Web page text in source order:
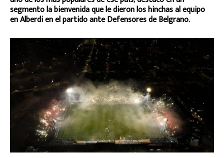
segmento la bienvenida que le dieron los hinchas al equipo
en Alberdi en el partido ante Defensores de Belgrano.